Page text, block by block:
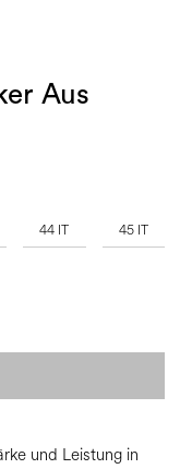
Aus
44 IT 45 IT
und Leistung in